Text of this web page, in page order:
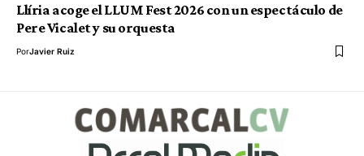
Llíria acoge el LLUM Fest 2026 con un espectáculo de
Pere Vicalet y su orquesta
PorJavier Ruiz